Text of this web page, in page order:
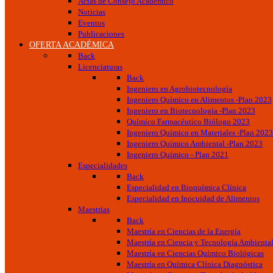
Noticias
Eventos
Publicaciones
OFERTA ACADÉMICA
Back
Licenciaturas
Back
Ingeniero en Agrobiotecnología
Ingeniero Químico en Alimentos -Plan 2023
Ingeniero en Biotecnología -Plan 2023
Químico Farmacéutico Biólogo 2023
Ingeniero Químico en Materiales -Plan 2023
Ingeniero Químico Ambiental -Plan 2023
Ingeniero Químico - Plan 2021
Especialidades
Back
Especialidad en Bioquímica Clínica
Especialidad en Inocuidad de Alimentos
Maestrías
Back
Maestría en Ciencias de la Energía
Maestría en Ciencia y Tecnología Ambiental
Maestría en Ciencias Químico Biológicas
Maestría en Química Clínica Diagnóstica